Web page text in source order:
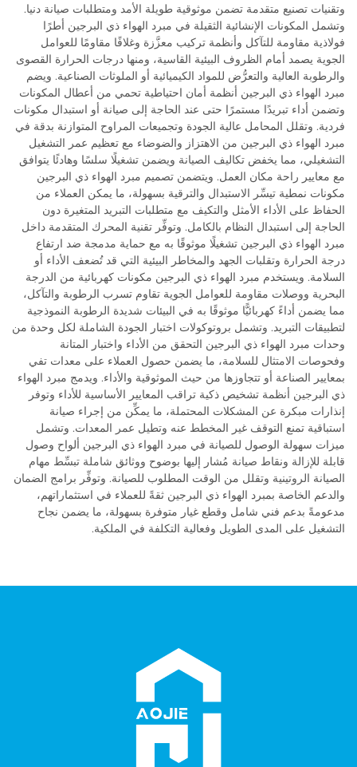
وتقنيات تصنيع متقدمة تضمن موثوقية طويلة الأمد ومتطلبات صيانة دنيا.
وتشمل المكونات الإنشائية الثقيلة في مبرد الهواء ذي البرجين أطرًا
فولاذية مقاومة للتآكل وأنظمة تركيب معزَّزة وغلافًا مقاومًا للعوامل
الجوية يصمد أمام الظروف البيئية القاسية، ومنها درجات الحرارة القصوى
والرطوبة العالية والتعرُّض للمواد الكيميائية أو الملوثات الصناعية. ويضم
مبرد الهواء ذي البرجين أنظمة أمان احتياطية تحمي من أعطال المكونات
وتضمن أداء تبريدًا مستمرًا حتى عند الحاجة إلى صيانة أو استبدال مكونات
فردية. وتقلل المحامل عالية الجودة وتجميعات المراوح المتوازنة بدقة في
مبرد الهواء ذي البرجين من الاهتزاز والضوضاء مع تعظيم عمر التشغيل
التشغيلي، مما يخفض تكاليف الصيانة ويضمن تشغيلًا سلسًا وهادئًا يتوافق
مع معايير راحة مكان العمل. ويتضمن تصميم مبرد الهواء ذي البرجين
مكونات نمطية تيسِّر الاستبدال والترقية بسهولة، ما يمكن العملاء من
الحفاظ على الأداء الأمثل والتكيف مع متطلبات التبريد المتغيرة دون
الحاجة إلى استبدال النظام بالكامل. وتوفِّر تقنية المحرك المتقدمة داخل
مبرد الهواء ذي البرجين تشغيلًا موثوقًا به مع حماية مدمجة ضد ارتفاع
درجة الحرارة وتقلبات الجهد والمخاطر البيئية التي قد تُضعف الأداء أو
السلامة. ويستخدم مبرد الهواء ذي البرجين مكونات كهربائية من الدرجة
البحرية ووصلات مقاومة للعوامل الجوية تقاوم تسرب الرطوبة والتآكل،
مما يضمن أداءً كهربائيًّا موثوقًا به في البيئات شديدة الرطوبة النموذجية
لتطبيقات التبريد. وتشمل بروتوكولات اختبار الجودة الشاملة لكل وحدة من
وحدات مبرد الهواء ذي البرجين التحقق من الأداء واختبار المتانة
وفحوصات الامتثال للسلامة، ما يضمن حصول العملاء على معدات تفي
بمعايير الصناعة أو تتجاوزها من حيث الموثوقية والأداء. ويدمج مبرد الهواء
ذي البرجين أنظمة تشخيص ذكية تراقب المعايير الأساسية للأداء وتوفر
إنذارات مبكرة عن المشكلات المحتملة، ما يمكِّن من إجراء صيانة
استباقية تمنع التوقف غير المخطط عنه وتطيل عمر المعدات. وتشمل
ميزات سهولة الوصول للصيانة في مبرد الهواء ذي البرجين ألواح وصول
قابلة للإزالة ونقاط صيانة مُشار إليها بوضوح ووثائق شاملة تبسِّط مهام
الصيانة الروتينية وتقلل من الوقت المطلوب للصيانة. وتوفِّر برامج الضمان
والدعم الخاصة بمبرد الهواء ذي البرجين ثقةً للعملاء في استثماراتهم،
مدعومةً بدعم فني شامل وقطع غيار متوفرة بسهولة، ما يضمن نجاح
التشغيل على المدى الطويل وفعالية التكلفة في الملكية.